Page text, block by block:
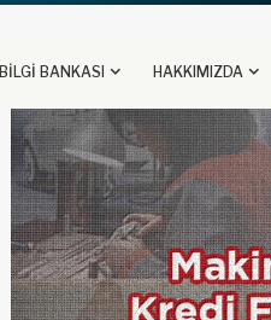
BİLGİ BANKASI HAKKIMIZDA